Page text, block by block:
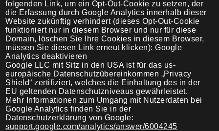
folgenden Link, um ein Opt-Out-Cookie zu setzen, der
die Erfassung durch Google Analytics innerhalb dieser
Website zukünftig verhindert (dieses Opt-Out-Cookie
funktioniert nur in diesem Browser und nur für diese
Domain, löschen Sie Ihre Cookies in diesem Browser,
müssen Sie diesen Link erneut klicken):Google
Analytics deaktivieren
Google LLC mit Sitz in den USA ist für das us-
europäische Datenschutzübereinkommen „Privacy
Shield“ zertifiziert, welches die Einhaltung des in der
EU geltenden Datenschutzniveaus gewährleistet.
Mehr Informationen zum Umgang mit Nutzerdaten bei
Google Analytics finden Sie in der
Datenschutzerklärung von Google:
support.google.com/analytics/answer/6004245